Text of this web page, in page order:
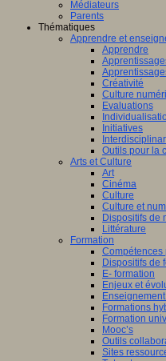
Médiateurs
Parents
Thématiques
Apprendre et
Apprendre
Créativité
Culture
Evaluations
Initiatives
Outils pour la
Arts et Culture
Art
Cinéma
Culture
Culture et
Dispositifs de
Littérature
Formation
Compétences
Dispositifs de
E- formation
Enjeux et
Formations
Formation
Mooc’s
Outils
Sites